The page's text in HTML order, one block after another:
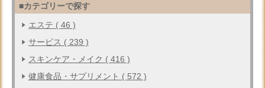
■カテゴリーで探す
エステ ( 46 )
サービス ( 239 )
スキンケア・メイク ( 416 )
健康食品・サプリメント ( 572 )